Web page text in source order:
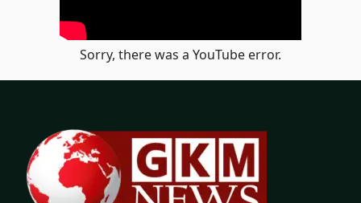
Sorry, there was a YouTube error.